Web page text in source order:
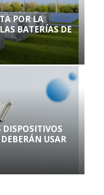
POR LA
BATERÍAS DE
DISPOSITIVOS
USAR